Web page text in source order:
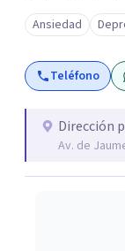
Baleares y soy
máster de
habitual en
programas de radio y
Ansiedad
Teléfono
Dirección
Av. de